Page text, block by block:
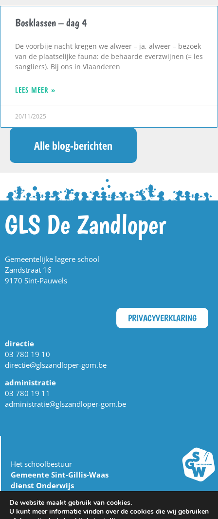
Bosklassen – dag 4
De voorbije nacht kregen we alweer – ja, alweer – bezoek
van de plaatselijke fauna: de behaarde everzwijnen (= les
sangliers). Bij ons in Vlaanderen
LEES MEER »
20/11/2025
Alle blog-berichten
GLS De Zandloper
Gemeentelijke lagere school
Zandstraat 16
9170 Sint-Pauwels
PRIVACYVERKLARING
directie
03 780 19 10
directie@glszandloper-gom.be
administratie
03 780 19 11
administratie@glszandloper-gom.be
Het schoolbestuur
Gemeente Sint-Gillis-Waas
dienst Onderwijs
9170 Sint-Gillis-Waas
De website maakt gebruik van cookies.
U kunt meer informatie vinden over de cookies die wij gebruiken